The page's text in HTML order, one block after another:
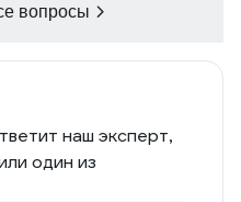
вопросы
наш эксперт,
один из